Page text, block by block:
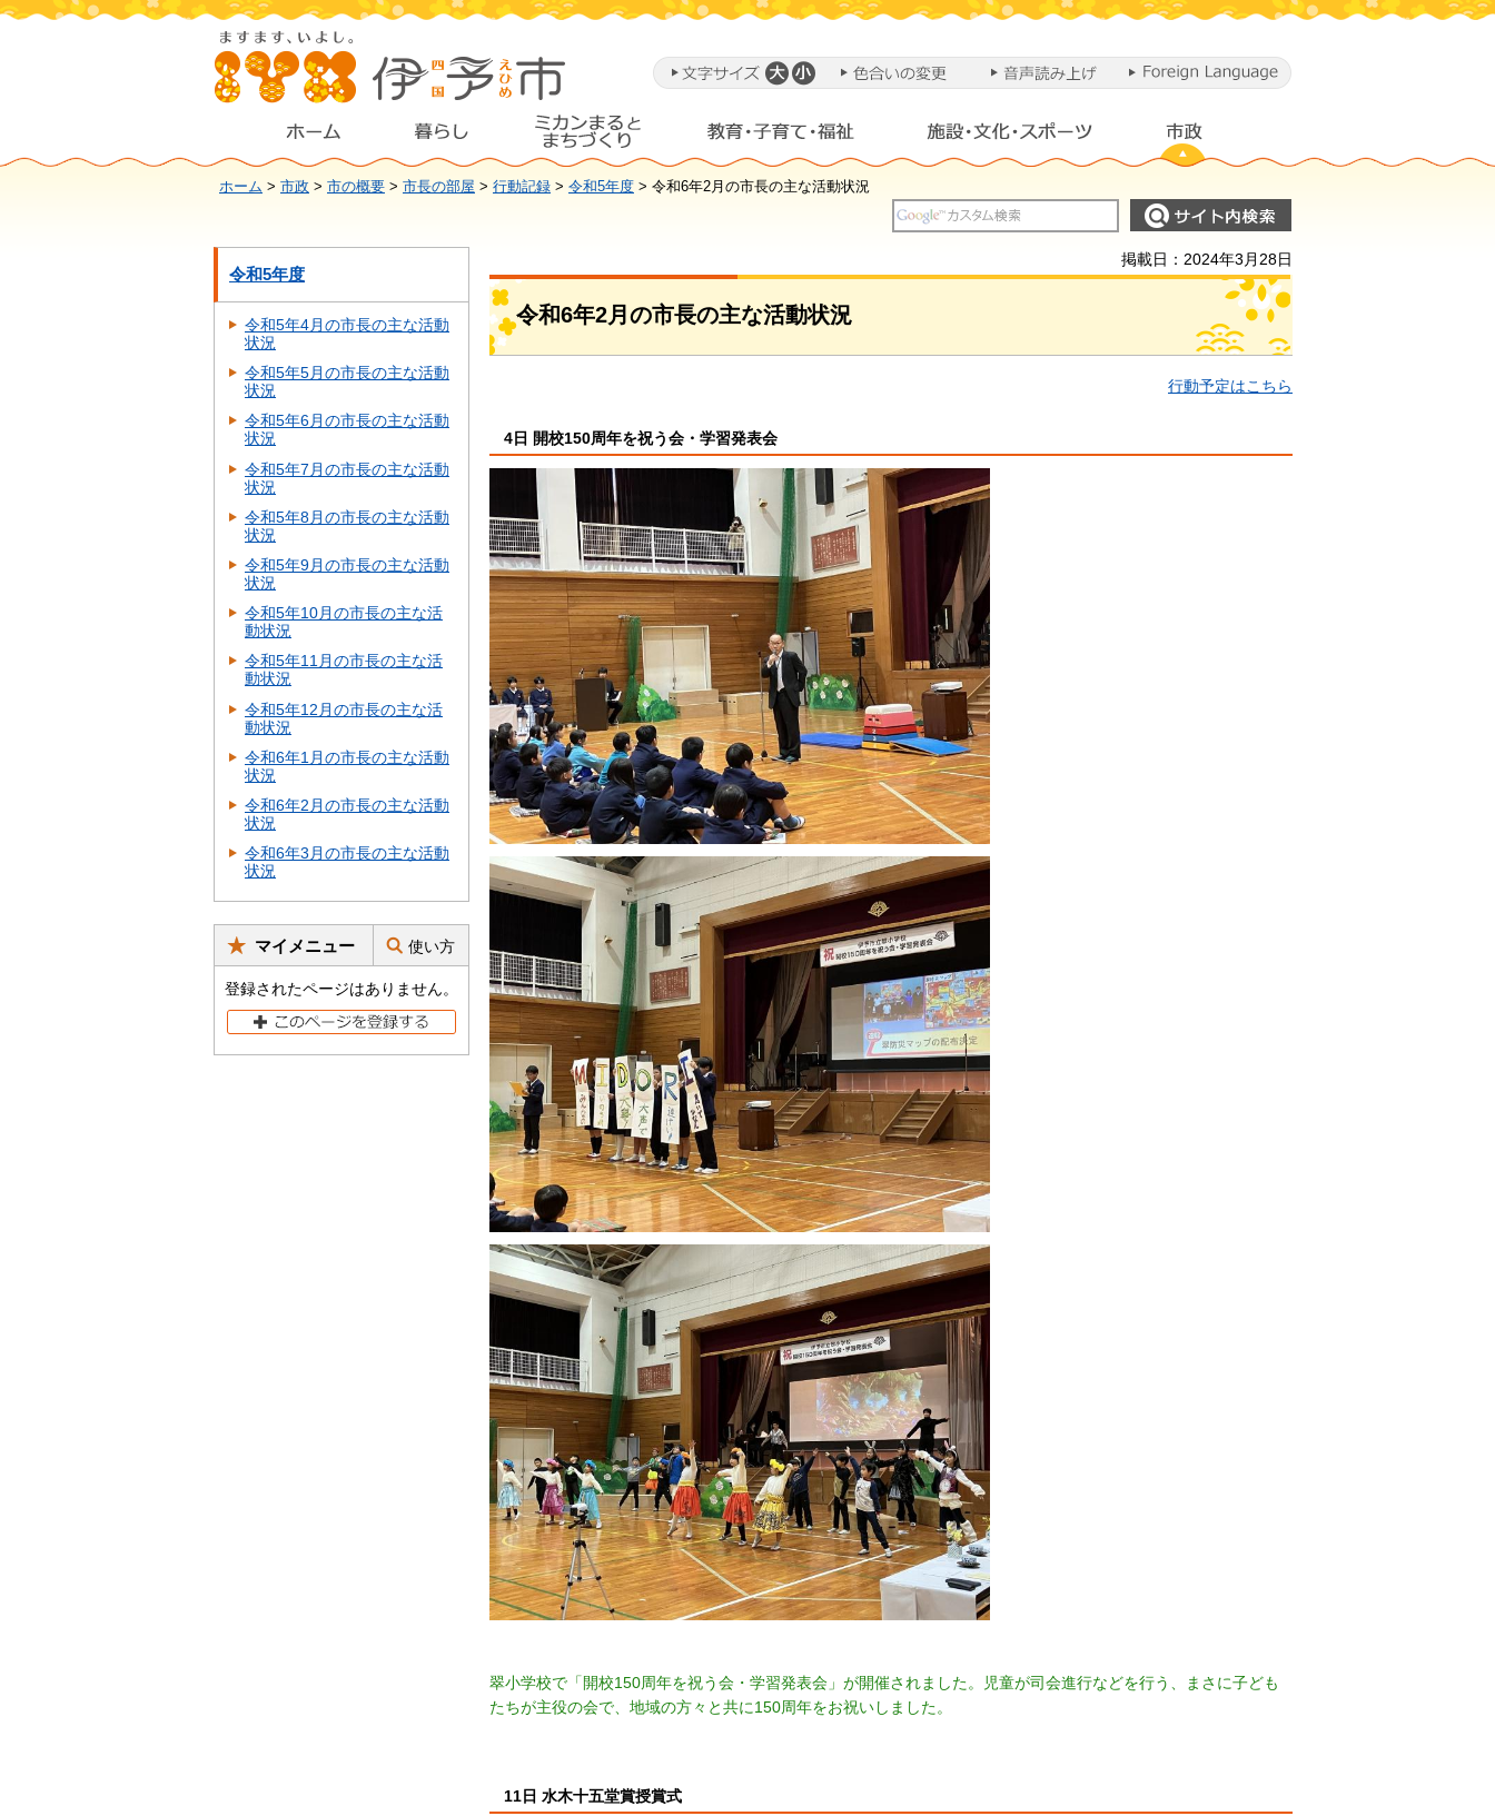
ホーム > 市政 > 市の概要 > 市長の部屋 > 行動記録 > 令和5年度 > 令和6年2月の市長の主な活動状況
令和5年度
令和5年4月の市長の主な活動
状況
令和5年5月の市長の主な活動
状況
令和5年6月の市長の主な活動
状況
令和5年7月の市長の主な活動
状況
令和5年8月の市長の主な活動
状況
令和5年9月の市長の主な活動
状況
令和5年10月の市長の主な活
動状況
令和5年11月の市長の主な活
動状況
令和5年12月の市長の主な活
動状況
令和6年1月の市長の主な活動
状況
令和6年2月の市長の主な活動
状況
令和6年3月の市長の主な活動
状況
マイメニュー 使い方
登録されたページはありません。
掲載日：2024年3月28日
令和6年2月の市長の主な活動状況
行動予定はこちら
4日 開校150周年を祝う会・学習発表会
翠小学校で「開校150周年を祝う会・学習発表会」が開催されました。児童が司会進行などを行う、まさに子ども
たちが主役の会で、地域の方々と共に150周年をお祝いしました。
11日 水木十五堂賞授賞式